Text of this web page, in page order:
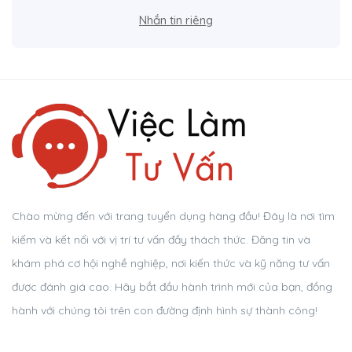
Nhắn tin riêng
Chào mừng đến với trang tuyển dụng hàng đầu! Đây là nơi tìm
kiếm và kết nối với vị trí tư vấn đầy thách thức. Đăng tin và
khám phá cơ hội nghề nghiệp, nơi kiến thức và kỹ năng tư vấn
được đánh giá cao. Hãy bắt đầu hành trình mới của bạn, đồng
hành với chúng tôi trên con đường định hình sự thành công!